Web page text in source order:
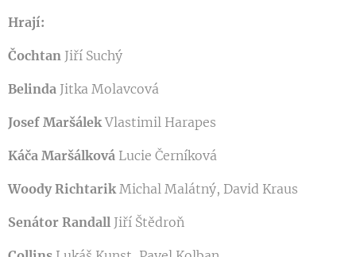
Hrají:
Čochtan Jiří Suchý
Belinda Jitka Molavcová
Josef Maršálek Vlastimil Harapes
Káča Maršálková Lucie Černíková
Woody Richtarik Michal Malátný, David Kraus
Senátor Randall Jiří Štědroň